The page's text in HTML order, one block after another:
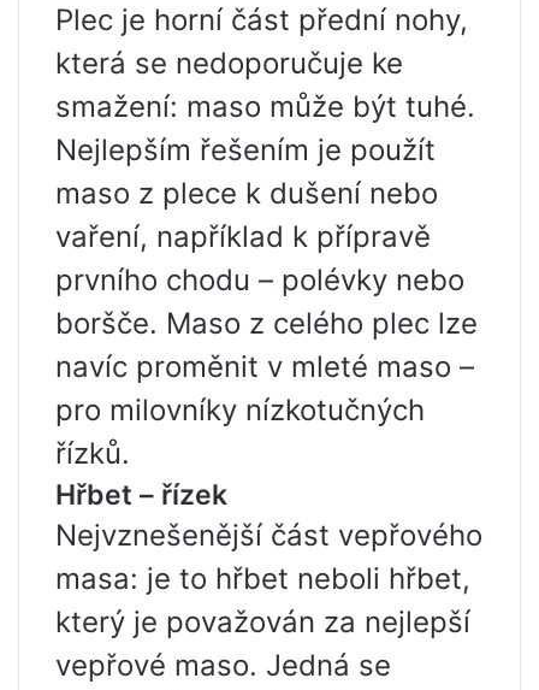
Plec je horní část přední nohy,
která se nedoporučuje ke
smažení: maso může být tuhé.
Nejlepším řešením je použít
maso z plece k dušení nebo
vaření, například k přípravě
prvního chodu – polévky nebo
boršče. Maso z celého plec lze
navíc proměnit v mleté ​​maso –
pro milovníky nízkotučných
řízků.
Hřbet – řízek
Nejvznešenější část vepřového
masa: je to hřbet neboli hřbet,
který je považován za nejlepší
vepřové maso. Jedná se